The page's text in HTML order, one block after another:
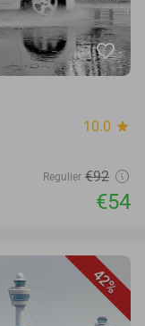
favorite_border
10.0 star
Regulier €92
€54
42%